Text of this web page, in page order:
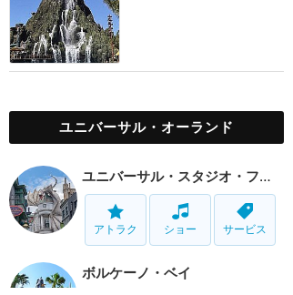
ユニバーサル・オーランド
ユニバーサル・スタジオ・フロリダ
アトラク ショー サービス
ボルケーノ・ベイ